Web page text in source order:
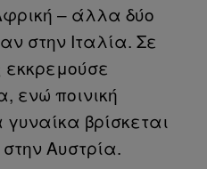
– άλλα δύο
στην Ιταλία. Σε
εκκρεμούσε
ενώ ποινική
βρίσκεται
Αυστρία.